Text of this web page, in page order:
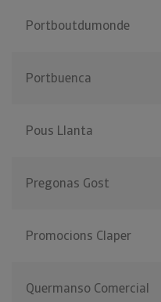
Portboutdumonde
Portbuenca
Pous Llanta
Pregonas Gost
Promocions Claper
Quermanso Comercial